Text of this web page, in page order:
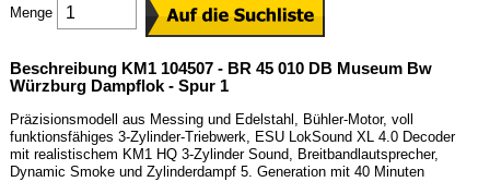
Menge
Beschreibung KM1 104507 - BR 45 010 DB Museum Bw
Würzburg Dampflok - Spur 1
Präzisionsmodell aus Messing und Edelstahl, Bühler-Motor, voll
funktionsfähiges 3-Zylinder-Triebwerk, ESU LokSound XL 4.0 Decoder
mit realistischem KM1 HQ 3-Zylinder Sound, Breitbandlautsprecher,
Dynamic Smoke und Zylinderdampf 5. Generation mit 40 Minuten